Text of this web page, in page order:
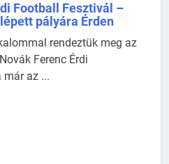
Football Fesztivál –
pályára Érden
rendeztük meg az
Ferenc Érdi
az ...